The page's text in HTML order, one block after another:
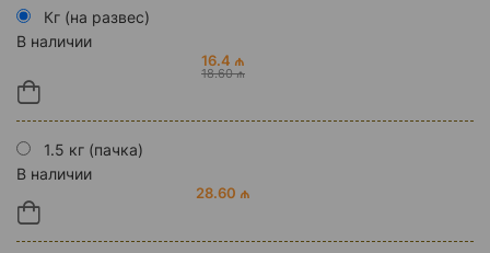
Кг (на развес)
В наличии
16.4 ₼
18.60 ₼
1.5 кг (пачка)
В наличии
28.60 ₼